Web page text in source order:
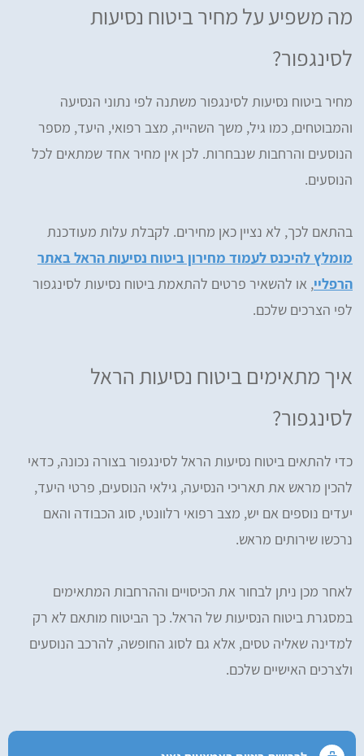
מה משפיע על מחיר ביטוח נסיעות
לסינגפור?
מחיר ביטוח נסיעות לסינגפור משתנה לפי נתוני הנסיעה
והמבוטחים, כמו גיל, משך השהייה, מצב רפואי, היעד, מספר
הנוסעים והרחבות שנבחרות. לכן אין מחיר אחד שמתאים לכל
הנוסעים.
בהתאם לכך, לא נציין כאן מחירים. לקבלת עלות מעודכנת
מומלץ להיכנס לעמוד מחירון ביטוח נסיעות הראל באתר
הרפליי, או להשאיר פרטים להתאמת ביטוח נסיעות לסינגפור
לפי הצרכים שלכם.
איך מתאימים ביטוח נסיעות הראל
לסינגפור?
כדי להתאים ביטוח נסיעות הראל לסינגפור בצורה נכונה, כדאי
להכין מראש את תאריכי הנסיעה, גילאי הנוסעים, פרטי היעד,
יעדים נוספים אם יש, מצב רפואי רלוונטי, סוג הכבודה והאם
נרכשו שירותים מראש.
לאחר מכן ניתן לבחור את הכיסויים וההרחבות המתאימים
במסגרת ביטוח הנסיעות של הראל. כך הביטוח מותאם לא רק
למדינה שאליה טסים, אלא גם לסוג החופשה, להרכב הנוסעים
ולצרכים האישיים שלכם.